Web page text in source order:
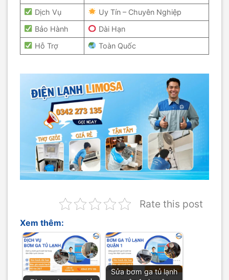
Dịch Vụ
Uy Tín – Chuyên Nghiệp
Bảo Hành
Dài Hạn
Hỗ Trợ
Toàn Quốc
Rate this post
Xem thêm:
Sửa bơm ga tủ lạnh